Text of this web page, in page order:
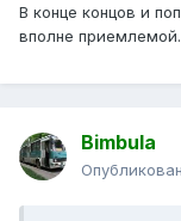
В конце концов и
вполне приемлемой.
Bimbula